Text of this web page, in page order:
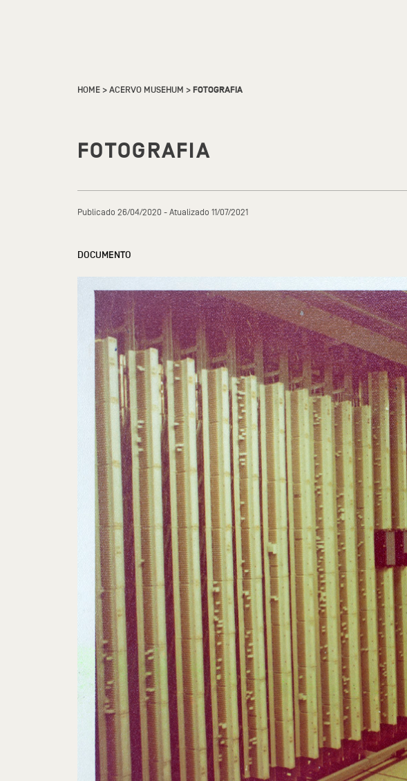
HOME>ACERVO MUSEHUM >FOTOGRAFIA
FOTOGRAFIA
Publicado 26/04/2020 - Atualizado 11/07/2021
DOCUMENTO